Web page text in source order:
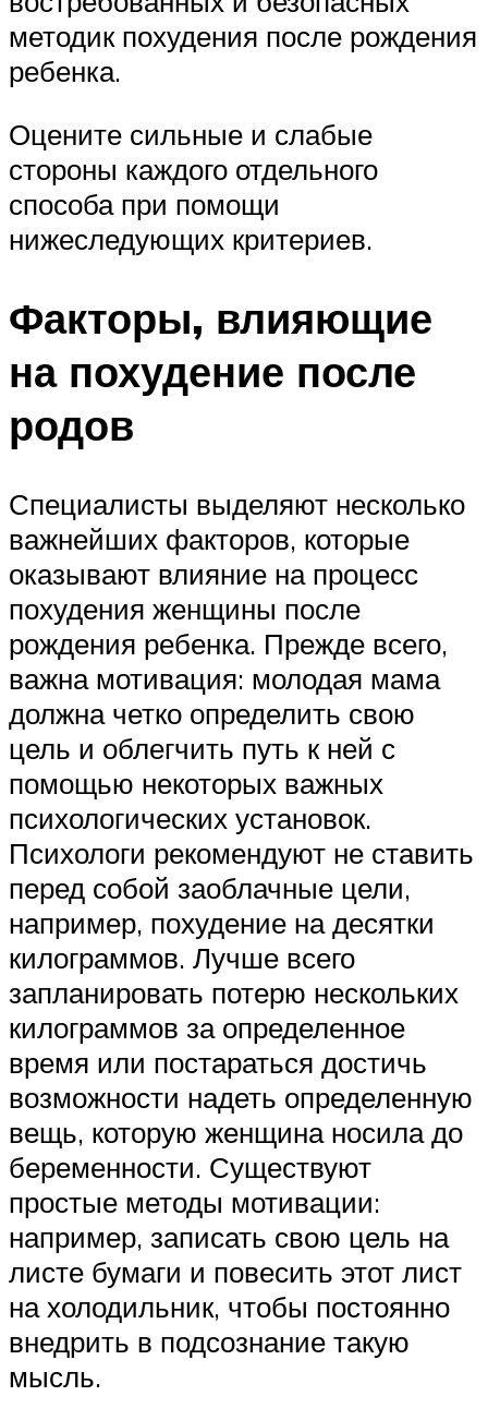
методик похудения после рождения
ребенка.
Оцените сильные и слабые
стороны каждого отдельного
способа при помощи
нижеследующих критериев.
Факторы, влияющие
на похудение после
родов
Специалисты выделяют несколько
важнейших факторов, которые
оказывают влияние на процесс
похудения женщины после
рождения ребенка. Прежде всего,
важна мотивация: молодая мама
должна четко определить свою
цель и облегчить путь к ней с
помощью некоторых важных
психологических установок.
Психологи рекомендуют не ставить
перед собой заоблачные цели,
например, похудение на десятки
килограммов. Лучше всего
запланировать потерю нескольких
килограммов за определенное
время или постараться достичь
возможности надеть определенную
вещь, которую женщина носила до
беременности. Существуют
простые методы мотивации:
например, записать свою цель на
листе бумаги и повесить этот лист
на холодильник, чтобы постоянно
внедрить в подсознание такую
мысль.